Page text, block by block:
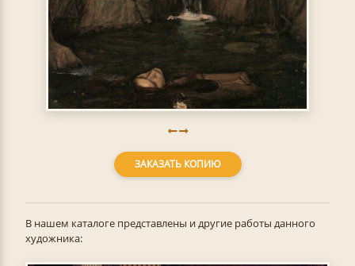
ЗАКАЗАТЬ КОПИЮ
В нашем каталоге представлены и другие работы данного
художника: